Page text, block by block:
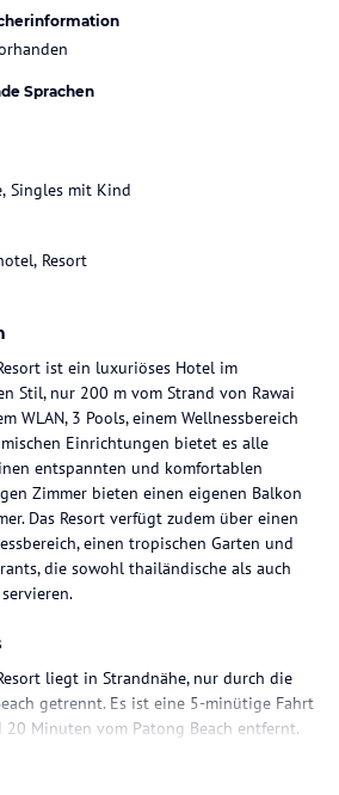
Sprachen
Singles mit Kind
Resort
ist ein luxuriöses Hotel im
Stil, nur 200 m vom Strand von Rawai
WLAN, 3 Pools, einem Wellnessbereich
Einrichtungen bietet es alle
entspannten und komfortablen
Zimmer bieten einen eigenen Balkon
Das Resort verfügt zudem über einen
einen tropischen Garten und
die sowohl thailändische als auch
liegt in Strandnähe, nur durch die
getrennt. Es ist eine 5-minütige Fahrt
Minuten vom Patong Beach entfernt.
bietet auch einen kostenlosen